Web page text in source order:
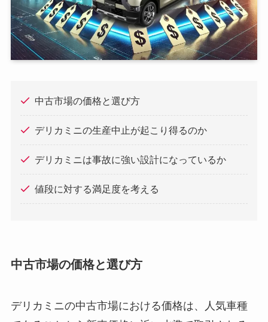
中古市場の価格と選び方
デリカミニの生産中止が起こり得るのか
デリカミニは事故に強い設計になっているか
値段に対する満足度を考える
中古市場の価格と選び方
デリカミニの中古市場における価格は、人気車種